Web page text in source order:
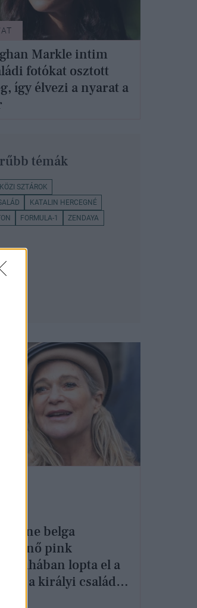
Markle intim
fotókat osztott
így élvezi a nyarat a
témák
SZTÁROK
KATALIN HERCEGNÉ
FORMULA-1
ZENDAYA
belga
pink
lopta el a
t a királyi család